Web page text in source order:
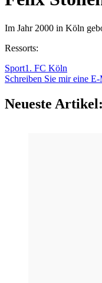
Im Jahr 2000 in Köln
Ressorts:
Sport1. FC Köln
Schreiben Sie mir eine
Neueste Artikel: